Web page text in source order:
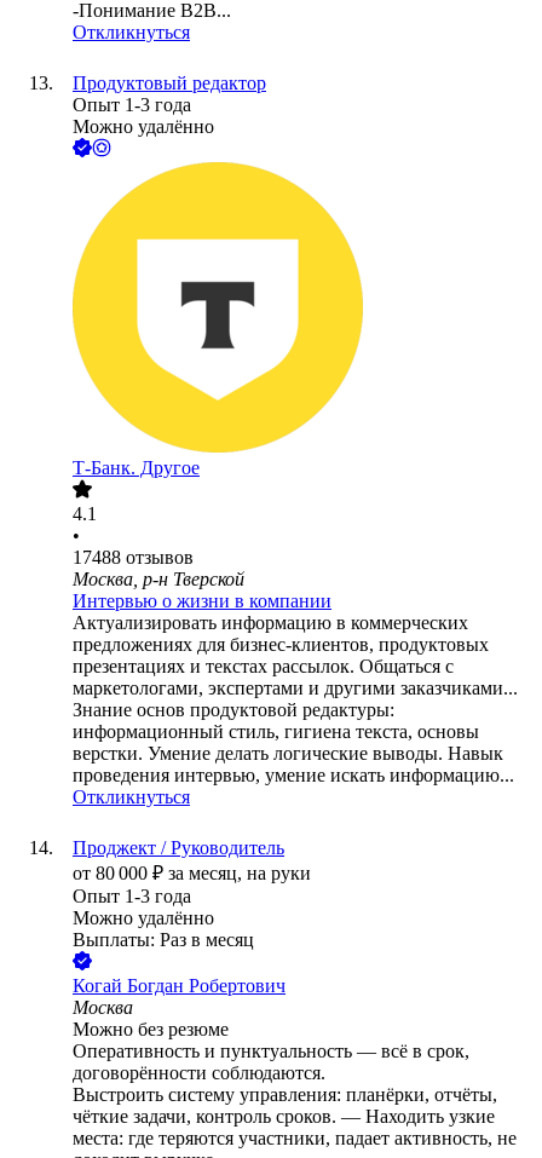
-Понимание B2B...
Откликнуться
Продуктовый редактор
Опыт 1-3 года
Можно удалённо
Т-Банк. Другое
4.1
•
17488 отзывов
Москва, р-н Тверской
Интервью о жизни в компании
Актуализировать информацию в коммерческих
предложениях для бизнес-клиентов, продуктовых
презентациях и текстах рассылок. Общаться с
маркетологами, экспертами и другими заказчиками...
Знание основ продуктовой редактуры:
информационный стиль, гигиена текста, основы
верстки. Умение делать логические выводы. Навык
проведения интервью, умение искать информацию...
Откликнуться
Проджект / Руководитель
от 80 000 ₽ за месяц, на руки
Опыт 1-3 года
Можно удалённо
Выплаты: Раз в месяц
Когай Богдан Робертович
Москва
Можно без резюме
Оперативность и пунктуальность — всё в срок,
договорённости соблюдаются.
Выстроить систему управления: планёрки, отчёты,
чёткие задачи, контроль сроков. — Находить узкие
места: где теряются участники, падает активность, не